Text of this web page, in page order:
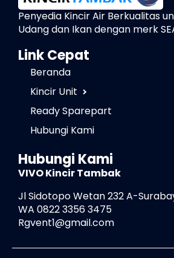
Penyedia Kincir Air Berkualitas
Udang dan Ikan dengan merk
Link Cepat
Beranda
Kincir Unit
Ready Sparepart
Hubungi Kami
Hubungi Kami
VIVO Kincir Tambak
Jl Sidotopo Wetan 232 A-
WA 0822 3356 3475
Rgvent1@gmail.com